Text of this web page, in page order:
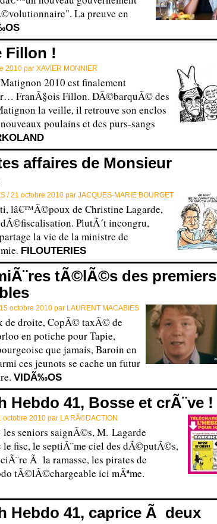
La preuve en
Fillon !
2010 par XAVIER MONNIER
2010 est finalement
FranÃ§ois Fillon. DÃ©barquÃ© des
la veille, il retrouve son enclos
poulains et des purs-sangs
affaires de Monsieur
/21 octobre 2010 par JACQUES-MARIE BOURGET
lâ€™Ã©poux de Christine Lagarde,
dÃ©fiscalisation. PlutÃ´t incongru,
la vie de la ministre de
FILOUTERIES
tÃ©lÃ©s des premiers
15 octobre 2010 par LAURENT MACABIES
de droite, CopÃ© taxÃ© de
en potiche pour Tapie,
que jamais, Baroin en
ces jeunots se cache un futur
VIDÃ‰OS
Hebdo 41, Bosse et crÃ¨ve !
octobre 2010 par LA RÃ©DACTION
les seniors saignÃ©s, M. Lagarde
fisc, le septiÃ¨me ciel des dÃ©putÃ©s,
Ã la ramasse, les pirates de
tÃ©lÃ©chargeable ici mÃªme.
Hebdo 41, caprice Ã deux